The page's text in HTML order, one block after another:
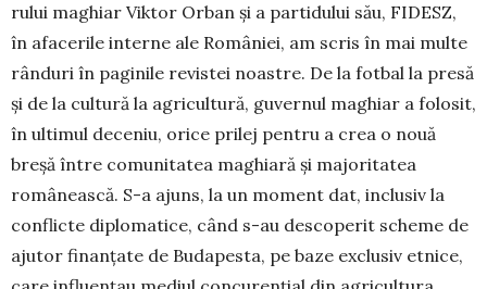
ru­lui maghiar Viktor Orban și a partidului său, FIDESZ,
în afa­cerile interne ale României, am scris în mai multe
rânduri în paginile revistei noastre. De la fotbal la presă
și de la cultură la agri­cultură, guvernul maghiar a folosit,
în ulti­mul deceniu, orice prilej pentru a crea o no­uă
breșă între comunitatea maghiară și ma­joritatea
românească. S-a ajuns, la un mo­ment dat, inclusiv la
conflicte diplomatice, când s-au descoperit scheme de
ajutor fi­nanțate de Budapesta, pe baze exclusiv et­nice,